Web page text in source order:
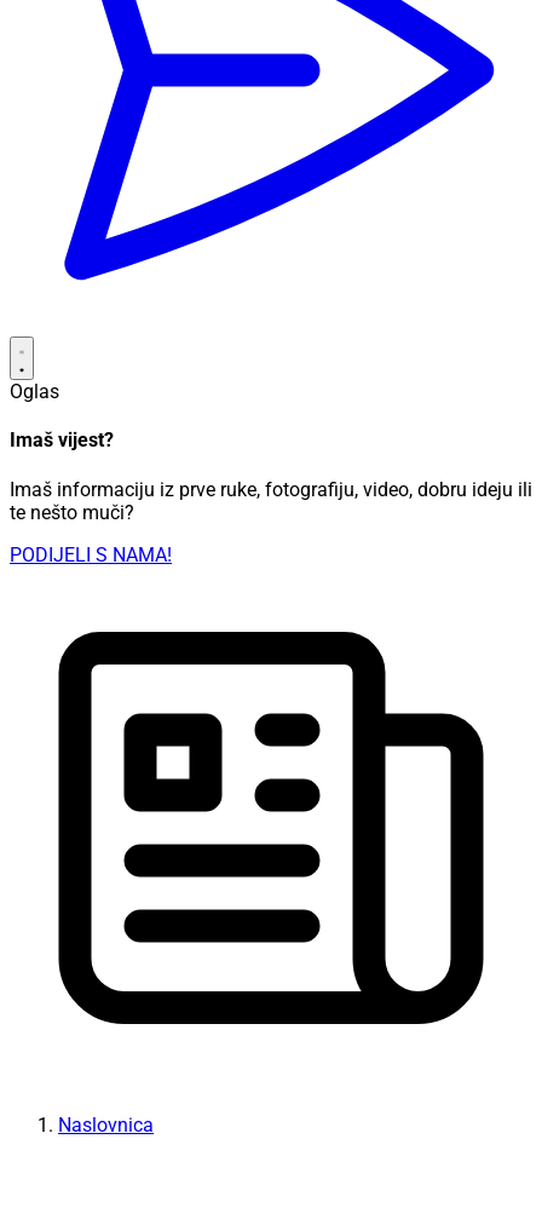
Oglas
Imaš vijest?
Imaš informaciju iz prve ruke, fotografiju, video, dobru ideju ili
te nešto muči?
PODIJELI S NAMA!
Naslovnica